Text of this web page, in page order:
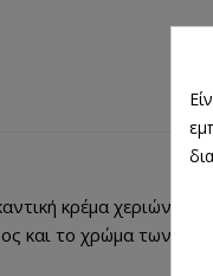
κρέμα χεριών
και το χρώμα των